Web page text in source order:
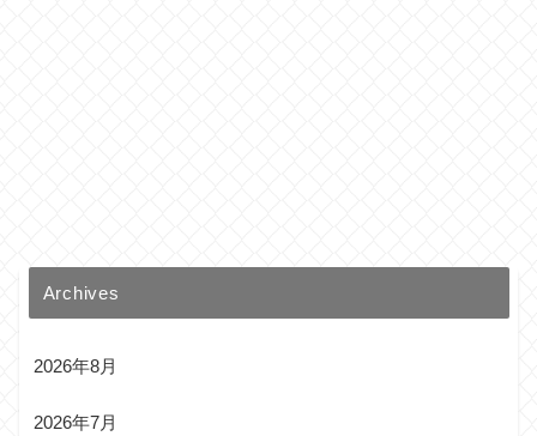
Archives
2026年8月
2026年7月